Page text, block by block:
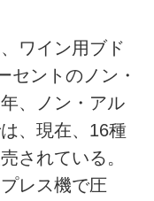
ワイン用ブド
セントのノン・
、ノン・アル
、現在、16種
されている。
レス機で圧